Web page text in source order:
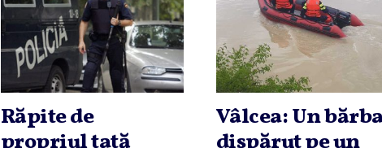
Răpite de
propriul tată
Vâlcea: Un
dispărut pe un